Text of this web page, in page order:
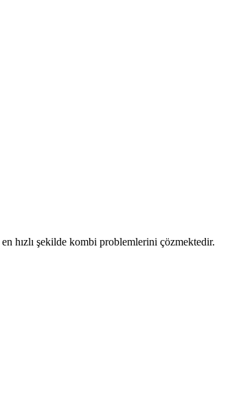
hızlı şekilde kombi problemlerini çözmektedir.